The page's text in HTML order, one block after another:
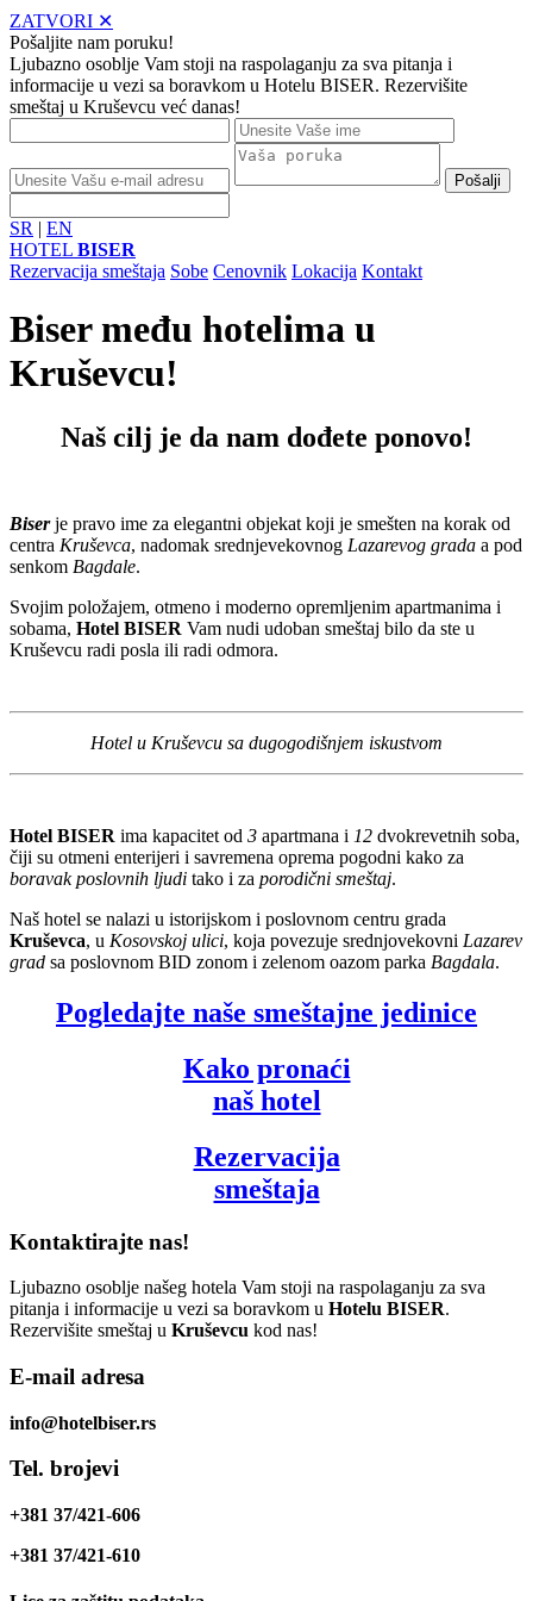
ZATVORI ✕
Pošaljite nam poruku!
Ljubazno osoblje Vam stoji na raspolaganju za sva pitanja i
informacije u vezi sa boravkom u Hotelu BISER. Rezervišite
smeštaj u Kruševcu već danas!
SR | EN
HOTEL BISER
Rezervacija smeštaja Sobe Cenovnik Lokacija Kontakt
Biser među hotelima u
Kruševcu!
Naš cilj je da nam dođete ponovo!
Biserje pravo ime za elegantni objekat koji je smešten na korak od
centra Kruševca, nadomak srednjevekovnog Lazarevog grada a pod
senkom Bagdale.
Svojim položajem, otmeno i moderno opremljenim apartmanima i
sobama, Hotel BISER Vam nudi udoban smeštaj bilo da ste u
Kruševcu radi posla ili radi odmora.
Hotel u Kruševcu sa dugogodišnjem iskustvom
Hotel BISER ima kapacitet od 3 apartmana i 12 dvokrevetnih soba,
čiji su otmeni enterijeri i savremena oprema pogodni kako za
boravak poslovnih ljudi tako i za porodični smeštaj.
Naš hotel se nalazi u istorijskom i poslovnom centru grada
Kruševca, u Kosovskoj ulici, koja povezuje srednjovekovni Lazarev
grad sa poslovnom BID zonom i zelenom oazom parka Bagdala.
Pogledajte naše smeštajne jedinice
Kako pronaći
naš hotel
Rezervacija
smeštaja
Kontaktirajte nas!
Ljubazno osoblje našeg hotela Vam stoji na raspolaganju za sva
pitanja i informacije u vezi sa boravkom u Hotelu BISER.
Rezervišite smeštaj u Kruševcu kod nas!
E-mail adresa
info@hotelbiser.rs
Tel. brojevi
+381 37/421-606
+381 37/421-610